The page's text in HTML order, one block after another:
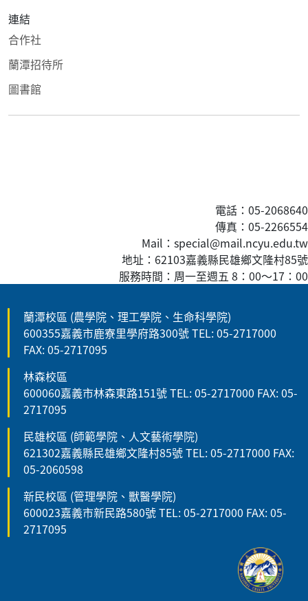
連結
合作社
蘭潭招待所
圖書館
電話：05-2068640
傳真 ：05-2266554
Mail：special@mail.ncyu.edu.tw
地址：62103嘉義縣民雄鄉文隆村85號
服務時間：周一至週五 8：00～17：00
蘭潭校區 (農學院、理工學院、生命科學院)
600355嘉義市鹿寮里學府路300號 TEL: 05-2717000
FAX: 05-2717095
林森校區
600060嘉義市林森東路151號 TEL: 05-2717000 FAX: 05-
2717095
民雄校區 (師範學院、人文藝術學院)
621302嘉義縣民雄鄉文隆村85號 TEL: 05-2717000 FAX:
05-2060598
新民校區 (管理學院、獸醫學院)
600023嘉義市新民路580號 TEL: 05-2717000 FAX: 05-
2717095